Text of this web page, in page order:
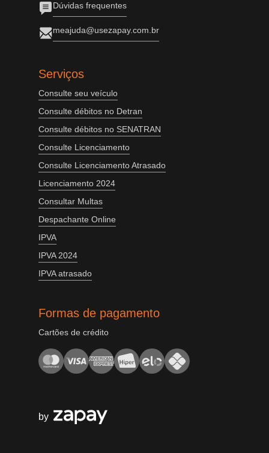
Dúvidas frequentes
meajuda@usezapay.com.br
Serviços
Consulte seu veículo
Consulte débitos no Detran
Consulte débitos no SENATRAN
Consulte Licenciamento
Consulte Licenciamento Atrasado
Licenciamento 2024
Consultar Multas
Despachante Online
IPVA
IPVA 2024
IPVA atrasado
Formas de pagamento
Cartões de crédito
by